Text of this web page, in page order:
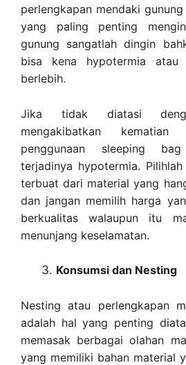
perlengkapan mendaki
yang paling penting
gunung sangatlah dingin
bisa kena hypotermia atau
berlebih.
Jika tidak diatasi
mengakibatkan
penggunaan sleeping
terjadinya hypotermia.
terbuat dari material yang
dan jangan memilih harga
berkualitas walaupun itu
menunjang keselamatan.
Konsumsi dan Nesting
Nesting atau perlengkapan
adalah hal yang penting
memasak berbagai olahan
yang memiliki bahan material